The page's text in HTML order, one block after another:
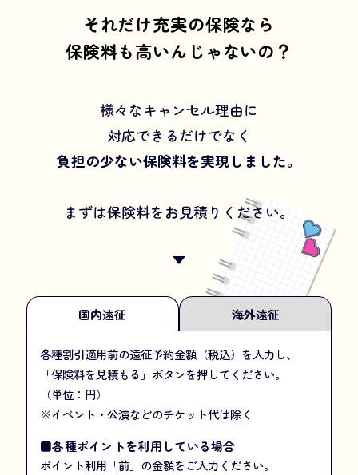
それだけ充実の保険なら
保険料も高いんじゃないの？
様々なキャンセル理由に
対応できるだけでなく
負担の少ない保険料を実現しました。
まずは保険料をお見積りください。
国内遠征 海外遠征
各種割引適用前の遠征予約金額（税込）を入力し、
「保険料を見積もる」ボタンを押してください。
（単位：円）
※イベント・公演などのチケット代は除く
■各種ポイントを利用している場合
ポイント利用「前」の金額をご入力ください。